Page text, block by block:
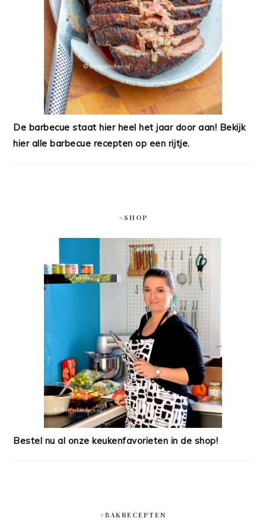
De barbecue staat hier heel het jaar door aan! Bekijk
hier alle barbecue recepten op een rijtje.
#SHOP
Bestel nu al onze keukenfavorieten in de shop!
#BAKRECEPTEN